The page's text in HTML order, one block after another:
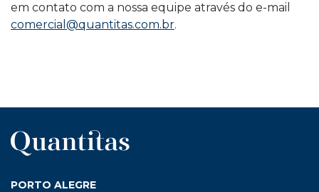
em contato com a nossa equipe através do e-mail
comercial@quantitas.com.br.
PORTO ALEGRE